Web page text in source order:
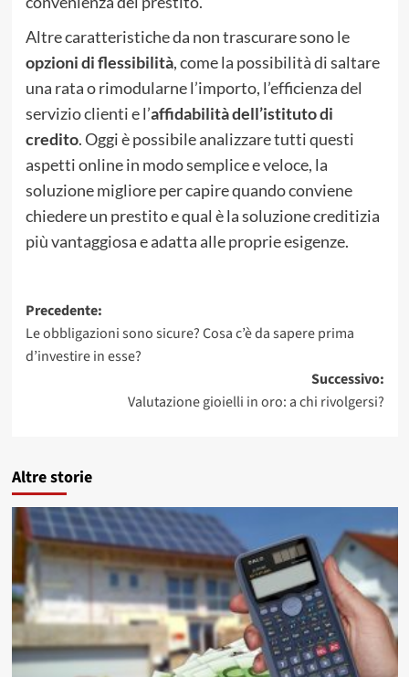
Altre caratteristiche da non trascurare sono le
opzioni di flessibilità, come la possibilità di saltare
una rata o rimodularne l’importo, l’efficienza del
servizio clienti e l’affidabilità dell’istituto di
credito. Oggi è possibile analizzare tutti questi
aspetti online in modo semplice e veloce, la
soluzione migliore per capire quando conviene
chiedere un prestito e qual è la soluzione creditizia
più vantaggiosa e adatta alle proprie esigenze.
Navigazione
articolo
Precedente:
Le obbligazioni sono sicure? Cosa c’è da sapere prima
d’investire in esse?
Successivo:
Valutazione gioielli in oro: a chi rivolgersi?
Altre storie